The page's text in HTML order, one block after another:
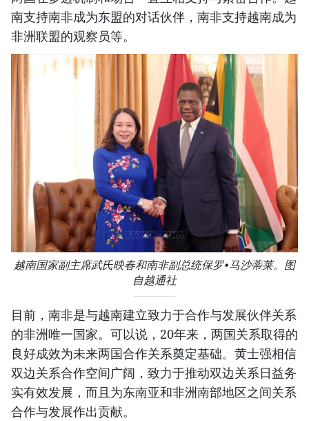
南支持南非成为东盟的对话伙伴，南非支持越南成为
非洲联盟的观察员等。
越南国家副主席武氏映春和南非副总统保罗•马沙蒂莱。图
自越通社
目前，南非是与越南建立致力于合作与发展伙伴关系
的非洲唯一国家。可以说，20年来，两国关系取得的
良好成效为未来两国合作关系奠定基础。黄士强相信
双边关系合作空间广阔，致力于推动双边关系日益务
实有效发展，而且为东南亚和非洲南部地区之间关系
合作与发展作出贡献。